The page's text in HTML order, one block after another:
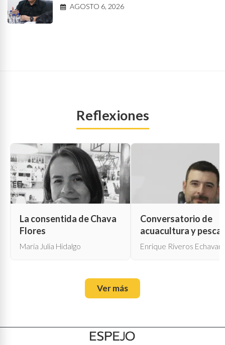
AGOSTO 6, 2026
Reflexiones
La consentida de Chava
Flores
María Julia Hidalgo
Conversatorio de
acuacultura y pesca
Enrique Riveros
Ver más